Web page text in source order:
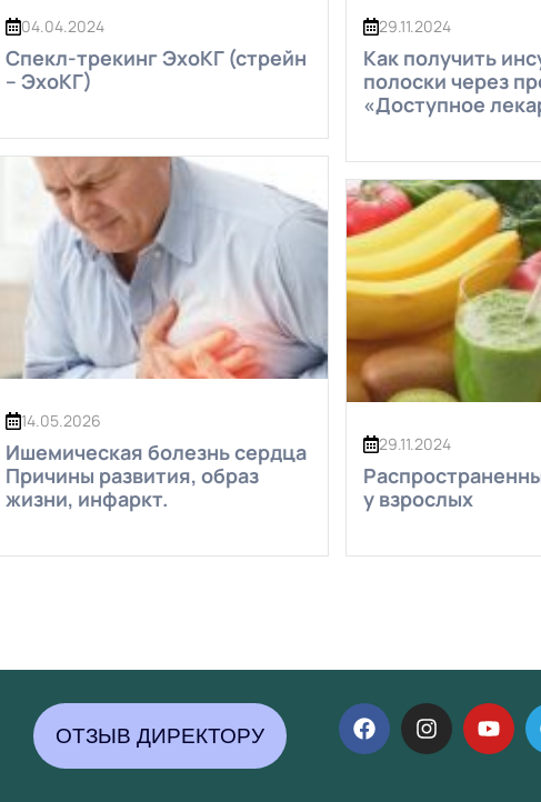
04.04.2024
Спекл-трекинг ЭхоКГ (стрейн
– ЭхоКГ)
29.11.2024
Как получить
полоски через
«Доступное
14.05.2026
Ишемическая болезнь сердца
Причины развития, образ
жизни, инфаркт.
29.11.2024
у взрослых
ОТЗЫВ ДИРЕКТОРУ